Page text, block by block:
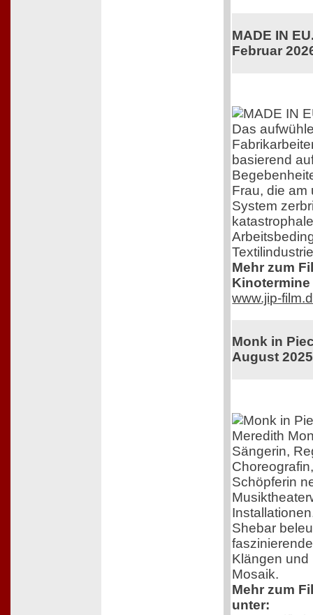
MADE IN
Februar
Das
basierend
Frau, die am
System
Mehr zum
www.jip-
Monk in
August 2025
Meredith
Sängerin,
Schöpferin
Shebar
Klängen und
Mosaik.
Mehr zum
unter: